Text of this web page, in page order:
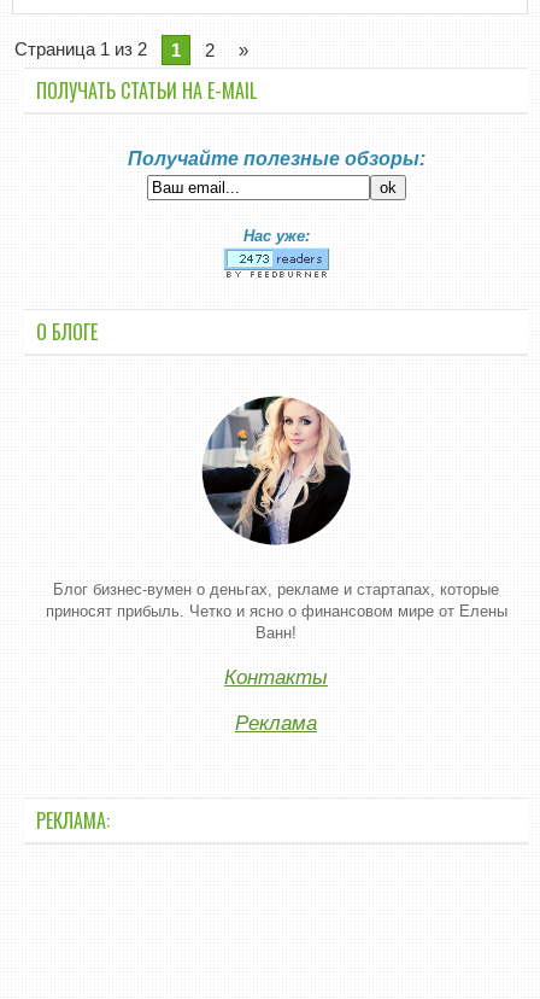
Страница 1 из 2 1 2 »
ПОЛУЧАТЬ СТАТЬИ НА E-MАIL
Получайте полезные обзоры:
Нас уже:
О БЛОГЕ
Блог бизнес-вумен о деньгах, рекламе и стартапах, которые
приносят прибыль. Четко и ясно о финансовом мире от Елены
Ванн!
Контакты
Реклама
РЕКЛАМА: